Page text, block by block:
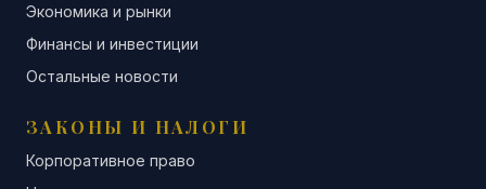
Экономика и рынки
Финансы и инвестиции
Остальные новости
ЗАКОНЫ И НАЛОГИ
Корпоративное право